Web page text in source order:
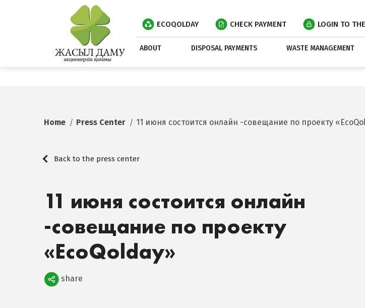
ECOQOLDAY CHECK PAYMENT LOGIN TO
ABOUT DISPOSAL PAYMENTS WASTE MANAGEMENT
Home Press Center 11 июня состоится онлайн -совещание по проекту
Back to the press center
11 июня состоится онлайн
-совещание по проекту
«EcoQolday»
Поделиться
share